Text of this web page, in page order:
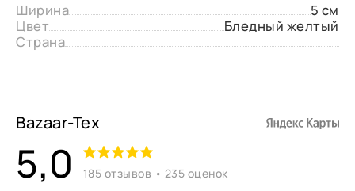
Ширина
5 см
Цвет
Бледный желтый
Страна
Bazaar-Tex
5,0 185 отзывов • 235 оценок